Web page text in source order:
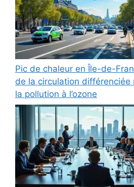
Pic de chaleur en Île-de-
de la circulation différenciée
la pollution à l’ozone